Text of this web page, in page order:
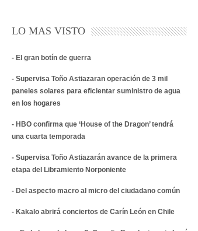
LO MAS VISTO
- El gran botín de guerra
- Supervisa Toño Astiazaran operación de 3 mil
paneles solares para eficientar suministro de agua
en los hogares
- HBO confirma que ‘House of the Dragon’ tendrá
una cuarta temporada
- Supervisa Toño Astiazarán avance de la primera
etapa del Libramiento Norponiente
- Del aspecto macro al micro del ciudadano común
- Kakalo abrirá conciertos de Carín León en Chile